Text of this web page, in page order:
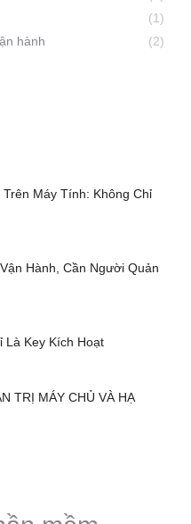
(1)
hành
(2)
Máy Tính: Không Chỉ
Hành, Cần Người Quản
Là Key Kích Hoạt
TRỊ MÁY CHỦ VÀ HẠ